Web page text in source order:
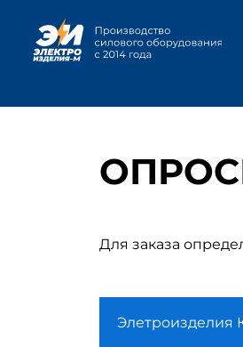
Для заказа
Элетроизделия